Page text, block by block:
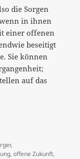
die Sorgen
in ihnen
einer offenen
beseitigt
Sie können
auf das
bleibt?[:]
,
, offene Zukunft,